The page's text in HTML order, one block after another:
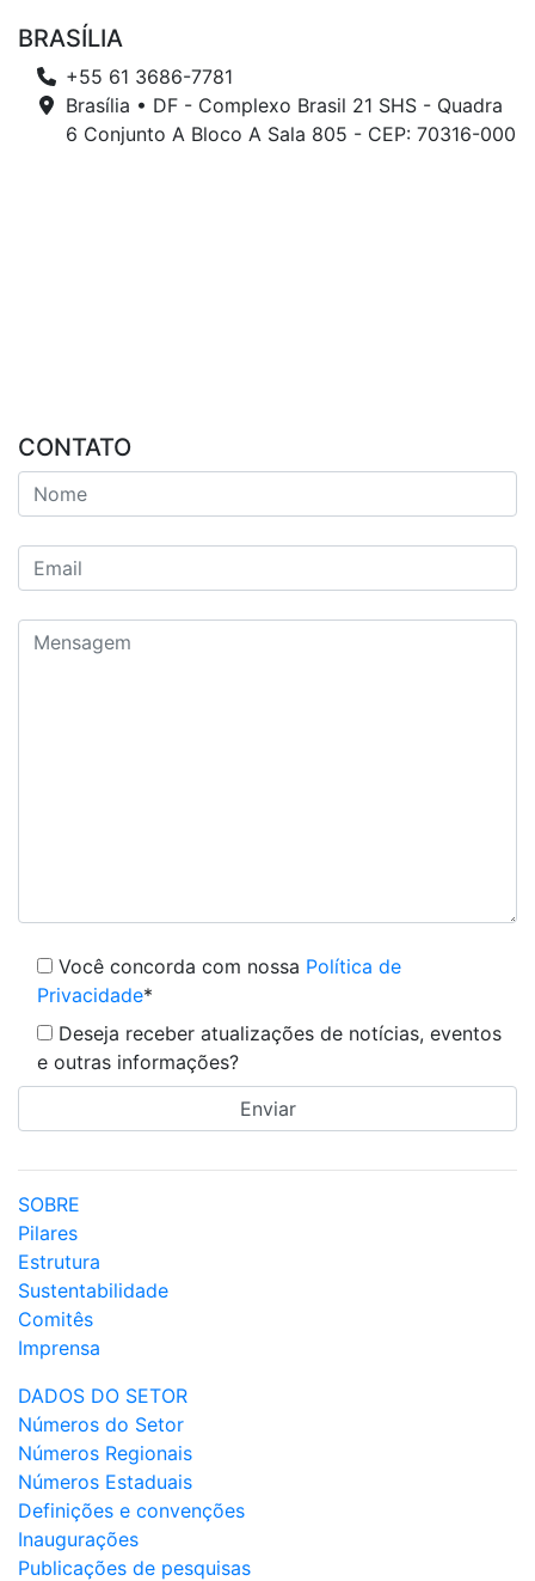
BRASÍLIA
+55 61 3686-7781
Brasília • DF - Complexo Brasil 21 SHS - Quadra
6 Conjunto A Bloco A Sala 805 - CEP: 70316-000
CONTATO
Você concorda com nossa Política de
Privacidade*
Deseja receber atualizações de notícias, eventos
e outras informações?
SOBRE
Pilares
Estrutura
Sustentabilidade
Comitês
Imprensa
DADOS DO SETOR
Números do Setor
Números Regionais
Números Estaduais
Definições e convenções
Inaugurações
Publicações de pesquisas